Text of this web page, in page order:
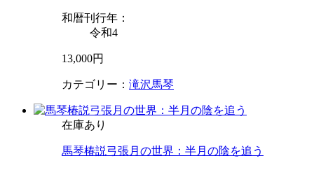
和暦刊行年：
令和4
13,000円
カテゴリー： 滝沢馬琴
在庫あり
馬琴椿説弓張月の世界：半月の陰を追う